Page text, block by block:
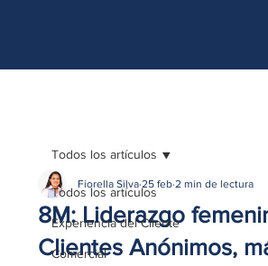
Todos los artículos
Experiencia del Cliente
Comercial
Todos los artículos
8M: Liderazgo
Clientes Anónimos,
Fiorella Silva 25 feb 2 min de lectura